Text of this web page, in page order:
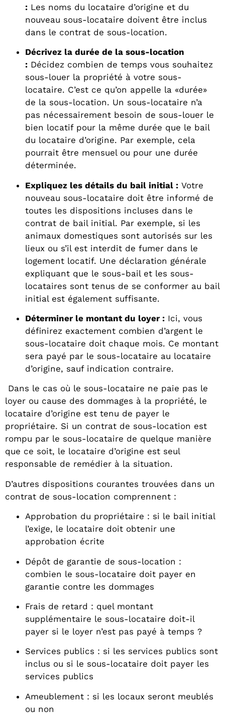
: Les noms du locataire d’origine et du
nouveau sous-locataire doivent être inclus
dans le contrat de sous-location.
Décrivez la durée de la sous-location
: Décidez combien de temps vous souhaitez
sous-louer la propriété à votre sous-
locataire. C’est ce qu’on appelle la «durée»
de la sous-location. Un sous-locataire n’a
pas nécessairement besoin de sous-louer le
bien locatif pour la même durée que le bail
du locataire d’origine. Par exemple, cela
pourrait être mensuel ou pour une durée
déterminée.
Expliquez les détails du bail initial : Votre
nouveau sous-locataire doit être informé de
toutes les dispositions incluses dans le
contrat de bail initial. Par exemple, si les
animaux domestiques sont autorisés sur les
lieux ou s’il est interdit de fumer dans le
logement locatif. Une déclaration générale
expliquant que le sous-bail et les sous-
locataires sont tenus de se conformer au bail
initial est également suffisante.
Déterminer le montant du loyer : Ici, vous
définirez exactement combien d’argent le
sous-locataire doit chaque mois. Ce montant
sera payé par le sous-locataire au locataire
d’origine, sauf indication contraire.
Dans le cas où le sous-locataire ne paie pas le
loyer ou cause des dommages à la propriété, le
locataire d’origine est tenu de payer le
propriétaire. Si un contrat de sous-location est
rompu par le sous-locataire de quelque manière
que ce soit, le locataire d’origine est seul
responsable de remédier à la situation.
D’autres dispositions courantes trouvées dans un
contrat de sous-location comprennent :
Approbation du propriétaire : si le bail initial
l’exige, le locataire doit obtenir une
approbation écrite
Dépôt de garantie de sous-location :
combien le sous-locataire doit payer en
garantie contre les dommages
Frais de retard : quel montant
supplémentaire le sous-locataire doit-il
payer si le loyer n’est pas payé à temps ?
Services publics : si les services publics sont
inclus ou si le sous-locataire doit payer les
services publics
Ameublement : si les locaux seront meublés
ou non